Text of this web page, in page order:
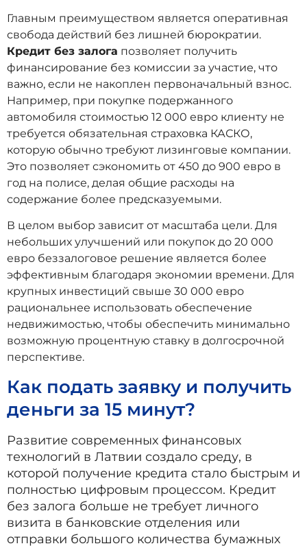
Главным преимуществом является оперативная
свобода действий без лишней бюрократии.
Кредит без залога позволяет получить
финансирование без комиссии за участие, что
важно, если не накоплен первоначальный взнос.
Например, при покупке подержанного
автомобиля стоимостью 12 000 евро клиенту не
требуется обязательная страховка КАСКО,
которую обычно требуют лизинговые компании.
Это позволяет сэкономить от 450 до 900 евро в
год на полисе, делая общие расходы на
содержание более предсказуемыми.
В целом выбор зависит от масштаба цели. Для
небольших улучшений или покупок до 20 000
евро беззалоговое решение является более
эффективным благодаря экономии времени. Для
крупных инвестиций свыше 30 000 евро
рациональнее использовать обеспечение
недвижимостью, чтобы обеспечить минимально
возможную процентную ставку в долгосрочной
перспективе.
Как подать заявку и получить
деньги за 15 минут?
Развитие современных финансовых
технологий в Латвии создало среду, в
которой получение кредита стало быстрым и
полностью цифровым процессом. Кредит
без залога больше не требует личного
визита в банковские отделения или
отправки большого количества бумажных